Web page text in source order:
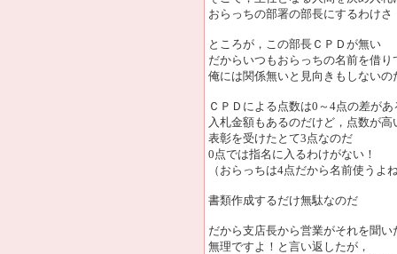
おらっちの部署の部長にするわけさ
ところが，この部長ＣＰＤが無い
だからいつもおらっちの名前を借
俺には関係無いと見向きもしないの
ＣＰＤによる点数は0～4点の差があ
入札金額もあるのだけど，点数が
表彰を受けたとて3点なのだ
0点では指名に入るわけがない！
（おらっちは4点だから名前使うよ
書類作成するだけ無駄なのだ
だから支店長から営業がそれを聞い
無理ですよ！と言い返したが，